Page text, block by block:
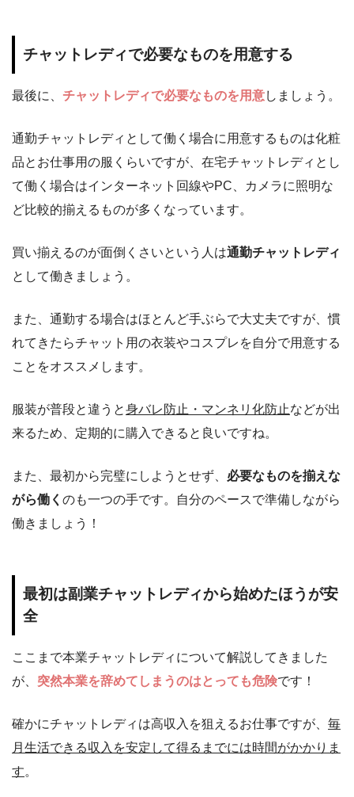
チャットレディで必要なものを用意する
最後に、 チャットレディで必要なものを用意しましょう。
通勤チャットレディとして働く場合に用意するものは化粧
品とお仕事用の服くらいですが、在宅チャットレディとし
て働く場合はインターネット回線やPC、カメラに照明な
ど比較的揃えるものが多くなっています。
買い揃えるのが面倒くさいという人は通勤チャットレディ
として働きましょう。
また、通勤する場合はほとんど手ぶらで大丈夫ですが、慣
れてきたらチャット用の衣装やコスプレを自分で用意する
ことをオススメします。
服装が普段と違うと身バレ防止・マンネリ化防止などが出
来るため、定期的に購入できると良いですね。
また、最初から完璧にしようとせず、 必要なものを揃えな
がら働く のも一つの手です。自分のペースで準備しながら
働きましょう！
最初は副業チャットレディから始めたほうが安
全
ここまで本業チャットレディについて解説してきました
が、 突然本業を辞めてしまうのはとっても危険です！
確かにチャットレディは高収入を狙えるお仕事ですが、 毎
月生活できる収入を安定して得るまでには時間がかかりま
す。